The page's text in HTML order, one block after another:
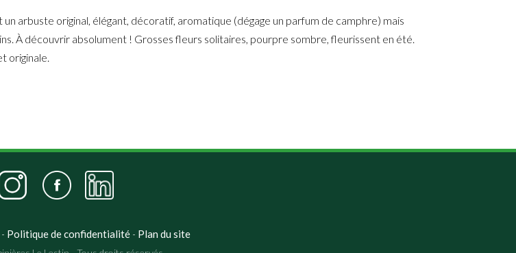
un arbuste original, élégant, décoratif, aromatique (dégage un parfum de camphre) mais
À découvrir absolument ! Grosses fleurs solitaires, pourpre sombre, fleurissent en été.
originale.
- Politique de confidentialité - Plan du site